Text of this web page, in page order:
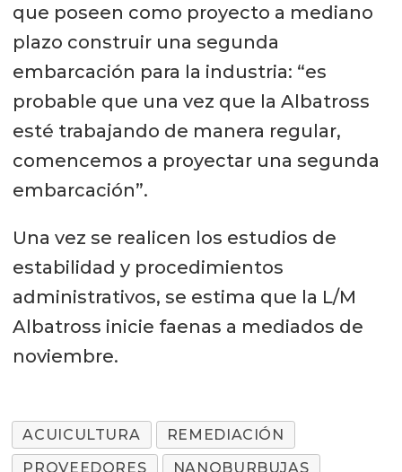
que poseen como proyecto a mediano
plazo construir una segunda
embarcación para la industria: “es
probable que una vez que la Albatross
esté trabajando de manera regular,
comencemos a proyectar una segunda
embarcación”.
Una vez se realicen los estudios de
estabilidad y procedimientos
administrativos, se estima que la L/M
Albatross inicie faenas a mediados de
noviembre.
ACUICULTURA
REMEDIACIÓN
PROVEEDORES
NANOBURBUJAS